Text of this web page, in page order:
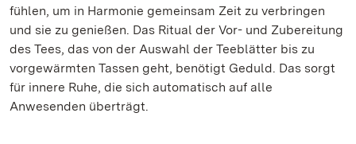
fühlen, um in Harmonie gemeinsam Zeit zu verbringen
und sie zu genießen. Das Ritual der Vor- und Zubereitung
des Tees, das von der Auswahl der Teeblätter bis zu
vorgewärmten Tassen geht, benötigt Geduld. Das sorgt
für innere Ruhe, die sich automatisch auf alle
Anwesenden überträgt.